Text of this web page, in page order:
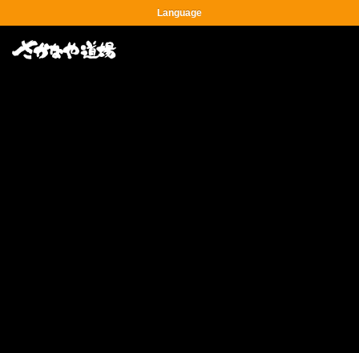
Language